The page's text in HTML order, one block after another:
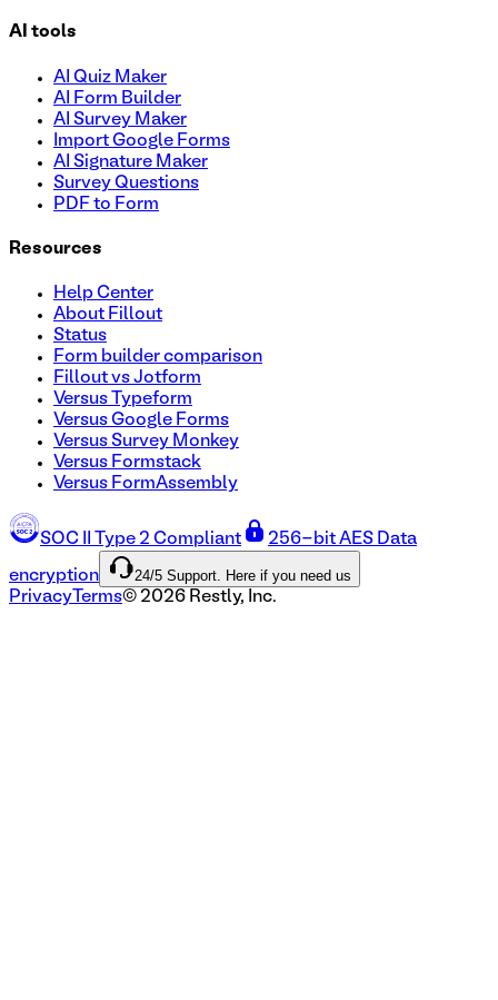
AI tools
AI Quiz Maker
AI Form Builder
AI Survey Maker
Import Google Forms
AI Signature Maker
Survey Questions
PDF to Form
Resources
Help Center
About Fillout
Status
Form builder comparison
Fillout vs Jotform
Versus Typeform
Versus Google Forms
Versus Survey Monkey
Versus Formstack
Versus FormAssembly
SOC II Type 2 Compliant 256-bit AES Data
encryption 24/5 Support. Here if you need us
Privacy Terms© 2026 Restly, Inc.